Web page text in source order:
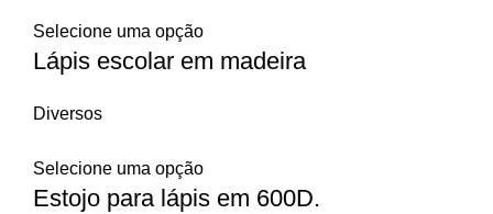
Selecione uma opção
Lápis escolar em madeira
Diversos
Selecione uma opção
Estojo para lápis em 600D.